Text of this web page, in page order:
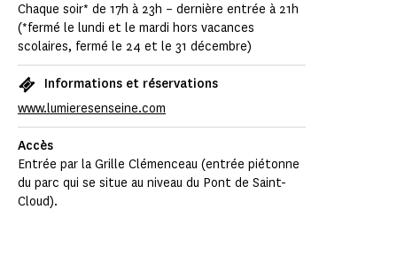
Chaque soir* de 17h à 23h – dernière entrée à 21h
(*fermé le lundi et le mardi hors vacances
scolaires, fermé le 24 et le 31 décembre)
Informations et réservations
www.lumieresenseine.com
Accès
Entrée par la Grille Clémenceau (entrée piétonne
du parc qui se situe au niveau du Pont de Saint-
Cloud).